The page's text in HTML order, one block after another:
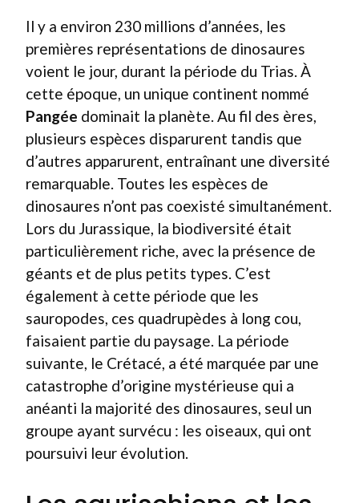
Il y a environ 230 millions d’années, les
premières représentations de dinosaures
voient le jour, durant la période du Trias. À
cette époque, un unique continent nommé
Pangée dominait la planète. Au fil des ères,
plusieurs espèces disparurent tandis que
d’autres apparurent, entraînant une diversité
remarquable. Toutes les espèces de
dinosaures n’ont pas coexisté simultanément.
Lors du Jurassique, la biodiversité était
particulièrement riche, avec la présence de
géants et de plus petits types. C’est
également à cette période que les
sauropodes, ces quadrupèdes à long cou,
faisaient partie du paysage. La période
suivante, le Crétacé, a été marquée par une
catastrophe d’origine mystérieuse qui a
anéanti la majorité des dinosaures, seul un
groupe ayant survécu : les oiseaux, qui ont
poursuivi leur évolution.